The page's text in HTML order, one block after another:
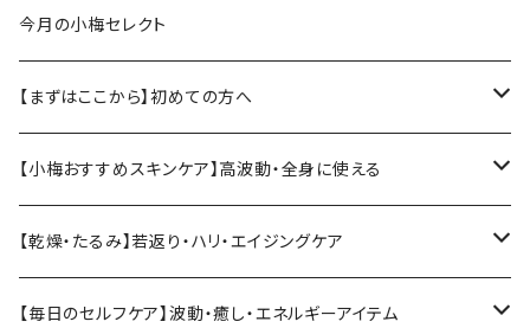
今月の小梅セレクト
【まずはここから】初めての方へ
小梅おすすめ基本セット
【小梅おすすめスキンケア】高波動・全身に使える
ソマチットククイ化粧品
ヴィーガンジェル
【乾燥・たるみ】若返り・ハリ・エイジングケア
【Vianne】シリーズ
【毎日のセルフケア】波動・癒し・エネルギーアイテム